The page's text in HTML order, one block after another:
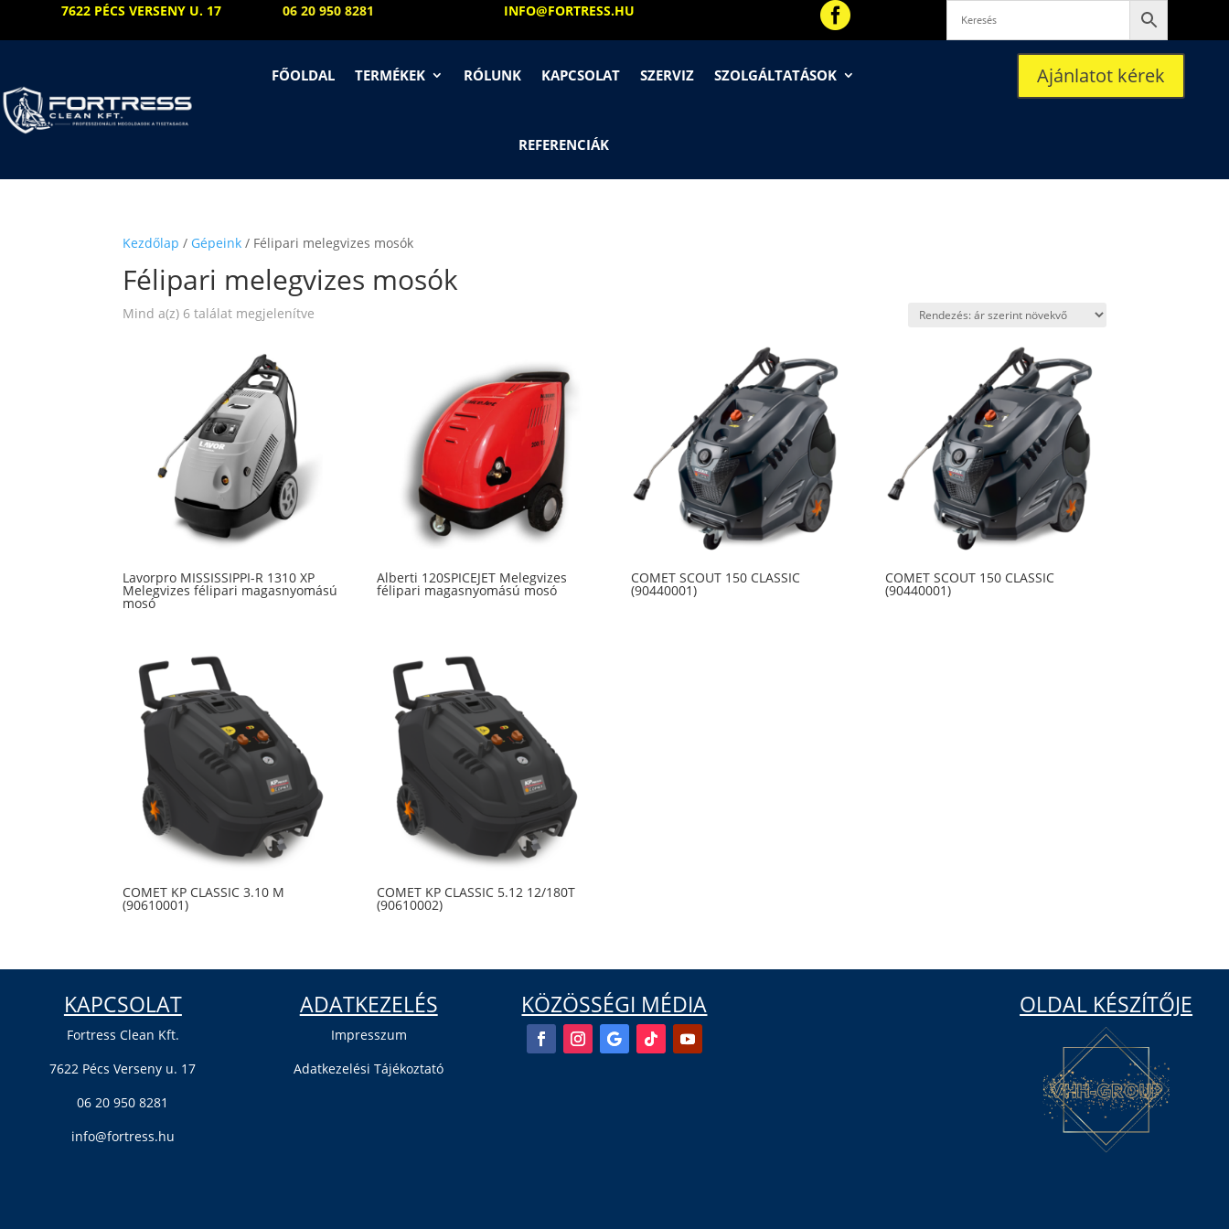
7622 PÉCS VERSENY U. 17 06 20 950 8281 INFO@FORTRESS.HU 
FŐOLDAL TERMÉKEK RÓLUNK KAPCSOLAT SZERVIZ SZOLGÁLTATÁSOK
REFERENCIÁK
Ajánlatot kérek
Kezdőlap / Gépeink / Félipari melegvizes mosók
Félipari melegvizes mosók
Mind a(z) 6 találat megjelenítve
Lavorpro MISSISSIPPI-R 1310 XP
Melegvizes félipari magasnyomású
mosó
Alberti 120SPICEJET Melegvizes
félipari magasnyomású mosó
COMET SCOUT 150 CLASSIC
(90440001)
COMET SCOUT 150 CLASSIC
(90440001)
COMET KP CLASSIC 3.10 M
(90610001)
COMET KP CLASSIC 5.12 12/180T
(90610002)
KAPCSOLAT
Fortress Clean Kft.
7622 Pécs Verseny u. 17
06 20 950 8281
info@fortress.hu
ADATKEZELÉS
Impresszum
Adatkezelési Tájékoztató
KÖZÖSSÉGI MÉDIA OLDAL KÉSZÍTŐJE